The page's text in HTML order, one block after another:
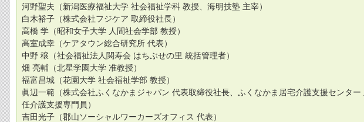
河野聖夫（新潟医療福祉大学 社会福祉学科 教授、海明技塾 主宰）
白木裕子（株式会社フジケア 取締役社長）
高橋 学（昭和女子大学 人間社会学部 教授）
高室成幸（ケアタウン総合研究所 代表）
中野 穣（社会福祉法人関寿会 はちぶせの里 統括管理者）
畑 亮輔（北星学園大学 准教授）
福富昌城（花園大学 社会福祉学部 教授）
眞辺一範（株式会社ふくなかまジャパン 代表取締役社長、ふくなかま居宅介護支援センター
任介護支援専門員）
吉田光子（郡山ソーシャルワーカーズオフィス 代表）